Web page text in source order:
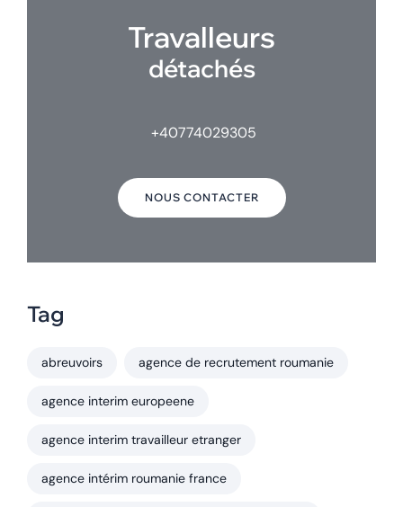
Travalleurs
détachés
+40774029305
NOUS CONTACTER
Tag
abreuvoirs agence de recrutement roumanie
agence interim europeene
agence interim travailleur etranger
agence intérim roumanie france